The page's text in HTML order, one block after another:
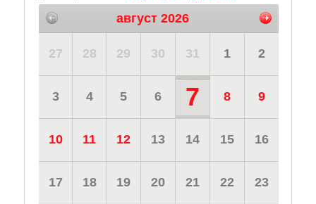
август 2026
27 28 29 30 31 1 2
3 4 5 6 7 8 9
10 11 12 13 14 15 16
17 18 19 20 21 22 23